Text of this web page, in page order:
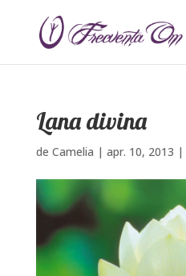
Lana divina
de Camelia | apr. 10, 2013 |